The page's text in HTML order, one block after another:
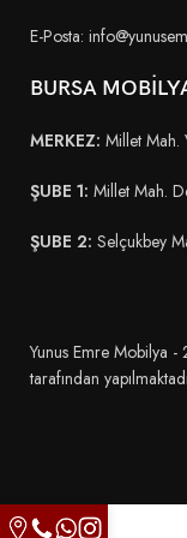
E-Posta:
BURSA
MERKEZ: Millet Mah.
ŞUBE 1: Millet Mah.
ŞUBE 2: Selçukbey
Yunus Emre Mobilya
tarafından